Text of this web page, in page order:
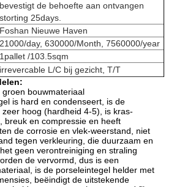
bevestigt de behoefte aan ontvangen
storting 25days.
Foshan Nieuwe Haven
21000/day, 630000/Month, 7560000/year
1pallet /103.5sqm
irrevercable L/C bij gezicht, T/T
bouwmateriaal
is hard en condenseert, is de
hoog (hardheid 4-5), is kras-
breuk en compressie en heeft
de corrosie en vlek-weerstand, niet
tegen verkleuring, die duurzaam en
geen verontreiniging en straling
de vervormd, dus is een
is de porseleintegel helder met
beëindigt de uitstekende